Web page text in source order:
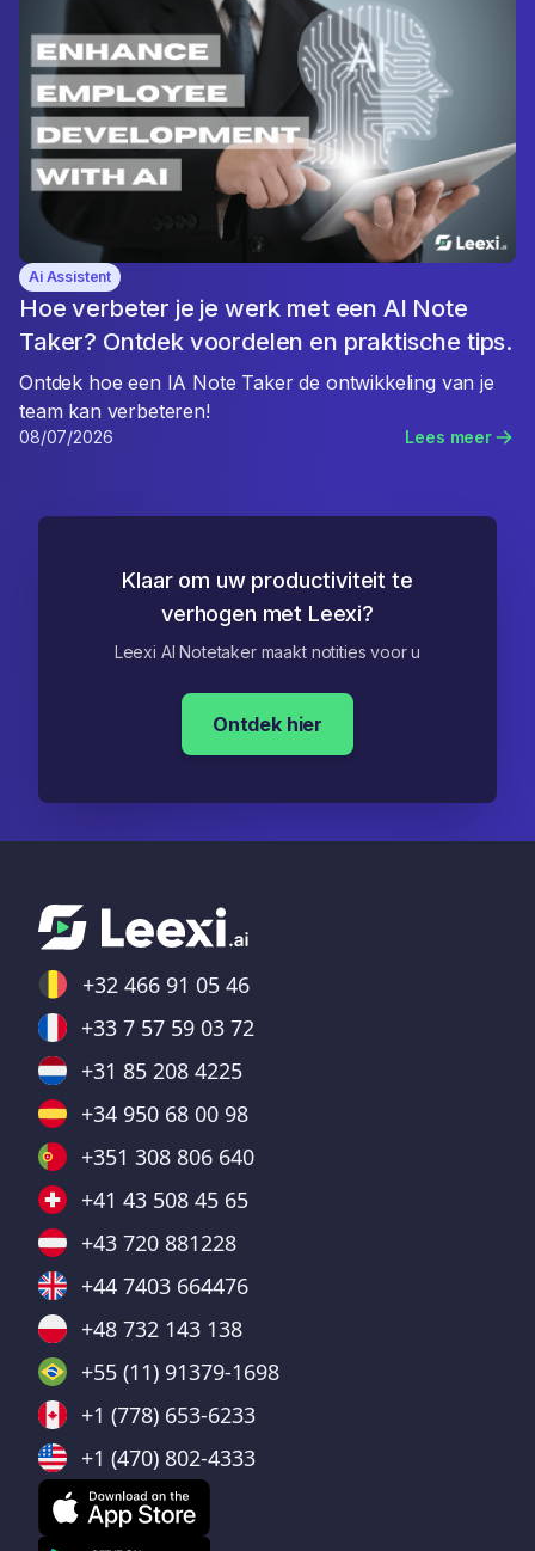
Ai Assistent
Hoe verbeter je je werk met een AI Note
Taker? Ontdek voordelen en praktische tips.
Ontdek hoe een IA Note Taker de ontwikkeling van je
team kan verbeteren!
08/07/2026 Lees meer
Klaar om uw productiviteit te
verhogen met Leexi?
Leexi AI Notetaker maakt notities voor u
Ontdek hier
+32 466 91 05 46
+33 7 57 59 03 72
+31 85 208 4225
+34 950 68 00 98
+351 308 806 640
+41 43 508 45 65
+43 720 881228
+44 7403 664476
+48 732 143 138
+55 (11) 91379-1698
+1 (778) 653-6233
+1 (470) 802-4333